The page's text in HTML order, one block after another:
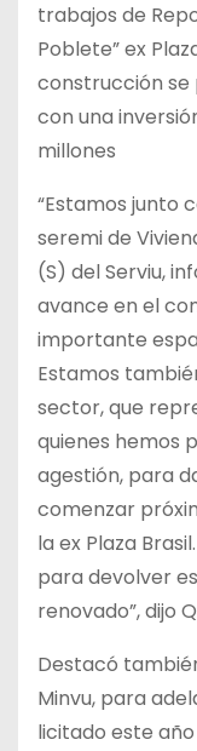
trabajos de
Poblete” ex
construcción se
con una
millones
“Estamos junto
seremi de
(S) del Serviu,
avance en el
importante
Estamos
sector, que
quienes hemos
agestión, para
comenzar
la ex Plaza
para devolver
renovado”, dijo
Destacó
Minvu, para
licitado este